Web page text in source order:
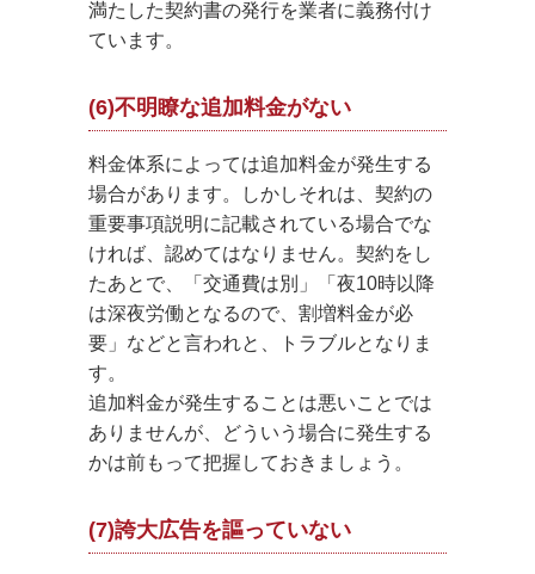
満たした契約書の発行を業者に義務付け
ています。
(6)不明瞭な追加料金がない
料金体系によっては追加料金が発生する
場合があります。しかしそれは、契約の
重要事項説明に記載されている場合でな
ければ、認めてはなりません。契約をし
たあとで、「交通費は別」「夜10時以降
は深夜労働となるので、割増料金が必
要」などと言われと、トラブルとなりま
す。
追加料金が発生することは悪いことでは
ありませんが、どういう場合に発生する
かは前もって把握しておきましょう。
(7)誇大広告を謳っていない